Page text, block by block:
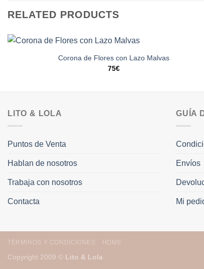
RELATED PRODUCTS
Corona de Flores con Lazo Malvas
75€
LITO & LOLA
Puntos de Venta
Hablan de nosotros
Trabaja con nosotros
Contacta
GUÍA
Envíos
Mi
TÉRMINOS Y CONDICIONES HOME
Copyright 2009 © Lito & Lola